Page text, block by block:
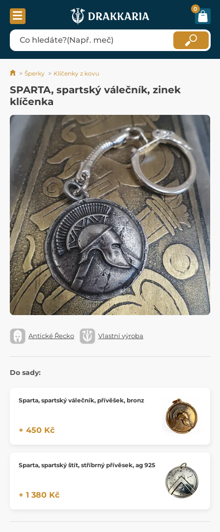
0
Šperky Klíčenky z kovu
SPARTA, spartský válečník, zinek
klíčenka
Antické Řecko Vlastní výroba
Do sady:
Sparta, spartský válečník, přívěšek, bronz
+ 450 Kč
Sparta, spartský štít, stříbrný přívěsek, ag 925
+ 1 380 Kč